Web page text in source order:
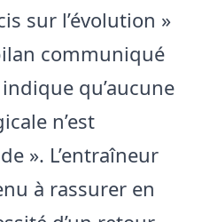
sur l’évolution »
communiqué
qu’aucune
n’est
». L’entraîneur
à rassurer en